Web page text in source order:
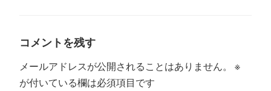
コメントを残す
メールアドレスが公開されることはありません。
※
が付いている欄は必須項目です